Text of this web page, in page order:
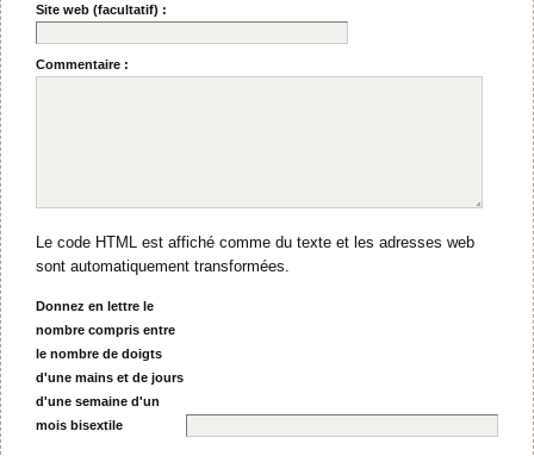
Site web (facultatif) :
Commentaire :
Le code HTML est affiché comme du texte et les adresses web
sont automatiquement transformées.
Donnez en lettre le
nombre compris entre
le nombre de doigts
d'une mains et de jours
d'une semaine d'un
mois bisextile